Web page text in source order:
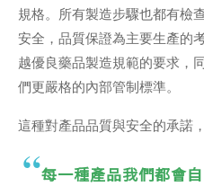
規格。所有製造步驟也都有檢
安全，品質保證為主要生產的
越優良藥品製造規範的要求，
們更嚴格的內部管制標準。
這種對產品品質與安全的承諾
每一種產品我們都會